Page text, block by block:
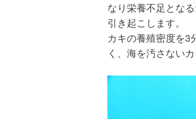
なり栄養不足とな
引き起こします。
カキの養殖密度を3
く、海を汚さない